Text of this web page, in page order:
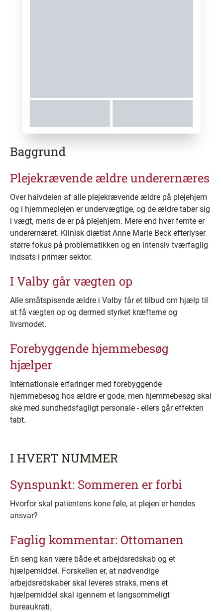
Baggrund
Plejekrævende ældre underernæres
Over halvdelen af alle plejekrævende ældre på plejehjem
og i hjemmeplejen er undervægtige, og de ældre taber sig
i vægt, mens de er på plejehjem. Mere end hver femte er
underernæret. Klinisk diætist Anne Marie Beck efterlyser
større fokus på problematikken og en intensiv tværfaglig
indsats i primær sektor.
I Valby går vægten op
Alle småtspisende ældre i Valby får et tilbud om hjælp til
at få vægten op og dermed styrket kræfterne og
livsmodet.
Forebyggende hjemmebesøg
hjælper
Internationale erfaringer med forebyggende
hjemmebesøg hos ældre er gode, men hjemmebesøg skal
ske med sundhedsfagligt personale - ellers går effekten
tabt.
I HVERT NUMMER
Synspunkt: Sommeren er forbi
Hvorfor skal patientens kone føle, at plejen er hendes
ansvar?
Faglig kommentar: Ottomanen
En seng kan være både et arbejdsredskab og et
hjælpemiddel. Forskellen er, at nødvendige
arbejdsredskaber skal leveres straks, mens et
hjælpemiddel skal igennem et langsommeligt
bureaukrati.